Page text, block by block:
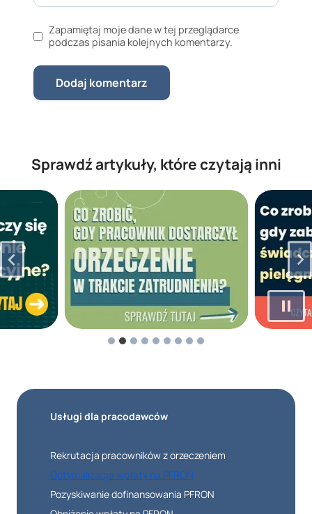
Zapamiętaj moje dane w tej przeglądarce
podczas pisania kolejnych komentarzy.
Sprawdź artykuły, które czytają inni
Usługi dla pracodawców
Rekrutacja pracowników z orzeczeniem
Optymalizacja wpłaty na PFRON
Pozyskiwanie dofinansowania PFRON